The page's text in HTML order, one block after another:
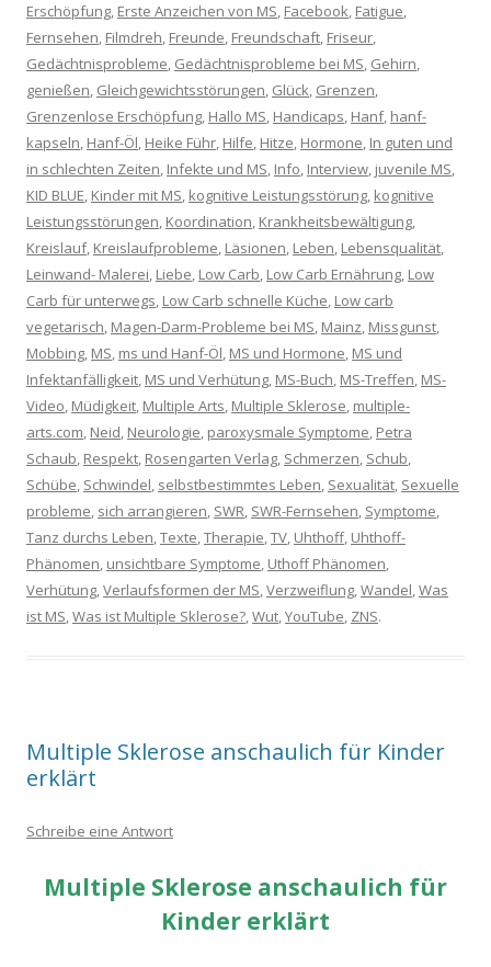
Erschöpfung, Erste Anzeichen von MS, Facebook, Fatigue,
Fernsehen, Filmdreh, Freunde, Freundschaft, Friseur,
Gedächtnisprobleme, Gedächtnisprobleme bei MS, Gehirn,
genießen, Gleichgewichtsstörungen, Glück, Grenzen,
Grenzenlose Erschöpfung, Hallo MS, Handicaps, Hanf, hanf-
kapseln, Hanf-Öl, Heike Führ, Hilfe, Hitze, Hormone, In guten und
in schlechten Zeiten, Infekte und MS, Info, Interview, juvenile MS,
KID BLUE, Kinder mit MS, kognitive Leistungsstörung, kognitive
Leistungsstörungen, Koordination, Krankheitsbewältigung,
Kreislauf, Kreislaufprobleme, Läsionen, Leben, Lebensqualität,
Leinwand- Malerei, Liebe, Low Carb, Low Carb Ernährung, Low
Carb für unterwegs, Low Carb schnelle Küche, Low carb
vegetarisch, Magen-Darm-Probleme bei MS, Mainz, Missgunst,
Mobbing, MS, ms und Hanf-Öl, MS und Hormone, MS und
Infektanfälligkeit, MS und Verhütung, MS-Buch, MS-Treffen, MS-
Video, Müdigkeit, Multiple Arts, Multiple Sklerose, multiple-
arts.com, Neid, Neurologie, paroxysmale Symptome, Petra
Schaub, Respekt, Rosengarten Verlag, Schmerzen, Schub,
Schübe, Schwindel, selbstbestimmtes Leben, Sexualität, Sexuelle
probleme, sich arrangieren, SWR, SWR-Fernsehen, Symptome,
Tanz durchs Leben,Texte,Therapie,TV, Uhthoff, Uhthoff-
Phänomen, unsichtbare Symptome, Uthoff Phänomen,
Verhütung,Verlaufsformen der MS,Verzweiflung,Wandel,Was
ist MS,Was ist Multiple Sklerose?,Wut,YouTube, ZNS.
Multiple Sklerose anschaulich für Kinder
erklärt
Schreibe eine Antwort
Multiple Sklerose anschaulich für
Kinder erklärt